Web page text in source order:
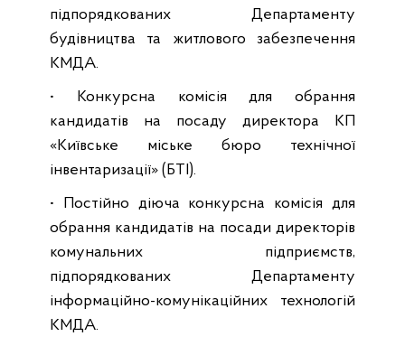
підпорядкованих Департаменту
будівництва та житлового забезпечення
КМДА.
• Конкурсна комісія для обрання
кандидатів на посаду директора КП
«Київське міське бюро технічної
інвентаризації» (БТІ).
• Постійно діюча конкурсна комісія для
обрання кандидатів на посади директорів
комунальних підприємств,
підпорядкованих Департаменту
інформаційно-комунікаційних технологій
КМДА.